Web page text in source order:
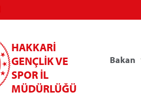
HAKKARİ
GENÇLİK VE
SPOR İL
MÜDÜRLÜĞÜ
Bakan